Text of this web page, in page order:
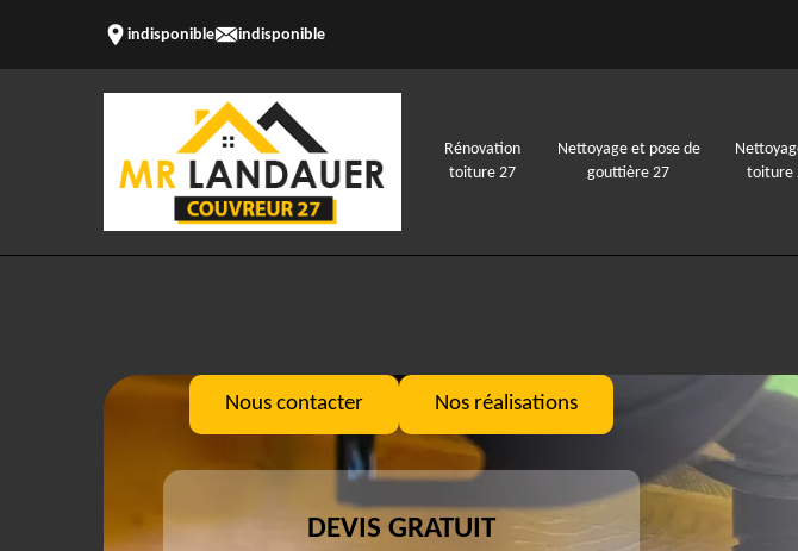
indisponible indisponible
Rénovation
toiture 27
Nettoyage et pose de
gouttière 27
toiture
Nous contacter Nos réalisations
DEVIS GRATUIT